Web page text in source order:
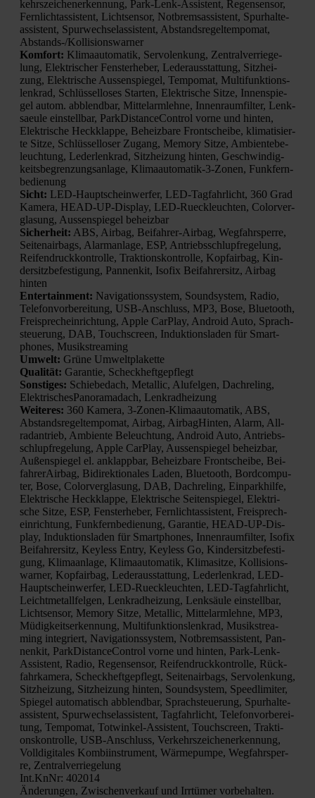
kehrs­zei­chen­er­ken­nung, Park-Lenk-Assis­tent, Regen­sen­sor,
Fern­licht­as­sis­tent, Licht­sen­sor, Not­brems­as­sis­tent, Spur­hal­te­
as­sis­tent, Spur­wech­se­las­sis­tent, Abstands­re­gel­tem­po­mat,
Abstands-/Kol­li­si­ons­war­ner
Kom­fort: Kli­ma­au­to­ma­tik, Ser­vo­len­kung, Zen­tral­ver­rie­ge­
lung, Elek­tri­scher Fens­ter­he­ber, Leder­aus­stat­tung, Sitz­hei­
zung, Elek­tri­sche Aus­sen­spie­gel, Tem­po­mat, Mul­ti­funk­ti­ons­
lenk­rad, Schlüs­sel­lo­ses Star­ten, Elek­tri­sche Sit­ze, Innen­spie­
gel autom. abblend­bar, Mit­tel­arm­leh­ne, Innen­raum­fil­ter, Lenk­
saeu­le ein­stell­bar, Park­Di­stance­Con­trol vor­ne und hin­ten,
Elek­tri­sche Heck­klap­pe, Beheiz­ba­re Front­schei­be, kli­ma­ti­sier­
te Sit­ze, Schlüs­sel­lo­ser Zugang, Memo­ry Sit­ze, Ambi­en­te­be­
leuch­tung, Leder­lenk­rad, Sitz­hei­zung hin­ten, Geschwin­dig­
keits­be­gren­zungs­an­la­ge, Kli­ma­au­to­ma­tik-3-Zonen, Funk­fern­
be­die­nung
Sicht: LED-Haupt­schein­wer­fer, LED-Tag­fahr­licht, 360 Grad
Kame­ra, HEAD-UP-Dis­play, LED-Rueck­leuch­ten, Color­ver­
gla­sung, Aus­sen­spie­gel beheiz­bar
Sicher­heit: ABS, Air­bag, Bei­fah­rer-Air­bag, Weg­fahr­sper­re,
Sei­ten­air­bags, Alarm­an­la­ge, ESP, Antriebs­schlupf­re­ge­lung,
Rei­fen­druck­kon­trol­le, Trak­ti­ons­kon­trol­le, Kopf­air­bag, Kin­
der­sitz­be­fes­ti­gung, Pan­nen­kit, Iso­fix Bei­fah­rer­sitz, Air­bag
hin­ten
Enter­tain­ment: Navi­ga­ti­ons­sys­tem, Sound­sys­tem, Radio,
Tele­fon­vor­be­rei­tung, USB-Anschluss, MP3, Bose, Blue­tooth,
Frei­sprech­ein­rich­tung, Apple Car­Play, Android Auto, Sprach­
steue­rung, DAB, Touch­screen, Induk­ti­ons­la­den für Smart­
phones, Musik­strea­ming
Umwelt: Grü­ne Umwelt­pla­ket­te
Qua­li­tät: Garan­tie, Scheck­heft­ge­pflegt
Sons­ti­ges: Schie­be­dach, Metal­lic, Alu­fel­gen, Dach­re­ling,
Elek­tri­sche­s­Pan­ora­ma­dach, Lenk­rad­hei­zung
Wei­te­res: 360 Kame­ra, 3‑Zo­nen-Kli­ma­au­to­ma­tik, ABS,
Abstands­re­gel­tem­po­mat, Air­bag, Air­bag­Hin­ten, Alarm, All­
rad­an­trieb, Ambi­en­te Beleuch­tung, Android Auto, Antriebs­
schlupf­re­ge­lung, Apple Car­Play, Aus­sen­spie­gel beheiz­bar,
Außen­spie­gel el. anklapp­bar, Beheiz­ba­re Front­schei­be, Bei­
fah­rer­Air­bag, Bidi­rek­tio­na­les Laden, Blue­tooth, Bord­com­pu­
ter, Bose, Color­ver­gla­sung, DAB, Dach­re­ling, Ein­park­hil­fe,
Elek­tri­sche Heck­klap­pe, Elek­tri­sche Sei­ten­spie­gel, Elek­tri­
sche Sit­ze, ESP, Fens­ter­he­ber, Fern­licht­as­sis­tent, Frei­sprech­
ein­rich­tung, Funk­fern­be­die­nung, Garan­tie, HEAD-UP-Dis­
play, Induk­ti­ons­la­den für Smart­phones, Innen­raum­fil­ter, Iso­fix
Bei­fah­rer­sitz, Keyl­ess Ent­ry, Keyl­ess Go, Kin­der­sitz­be­fes­ti­
gung, Kli­ma­an­la­ge, Kli­ma­au­to­ma­tik, Kli­ma­sit­ze, Kol­li­si­ons­
war­ner, Kopf­air­bag, Leder­aus­stat­tung, Leder­lenk­rad, LED-
Haupt­schein­wer­fer, LED-Rueck­leuch­ten, LED-Tag­fahr­licht,
Leicht­me­tall­fel­gen, Lenk­rad­hei­zung, Lenk­säu­le ein­stell­bar,
Licht­sen­sor, Memo­ry Sit­ze, Metal­lic, Mit­tel­arm­leh­ne, MP3,
Müdig­keits­er­ken­nung, Mul­ti­funk­ti­ons­lenk­rad, Musik­strea­
ming inte­griert, Navi­ga­ti­ons­sys­tem, Not­brems­as­sis­tent, Pan­
nen­kit, Park­Di­stance­Con­trol vor­ne und hin­ten, Park-Lenk-
Assis­tent, Radio, Regen­sen­sor, Rei­fen­druck­kon­trol­le, Rück­
fahr­ka­me­ra, Scheck­heft­ge­pflegt, Sei­ten­air­bags, Ser­vo­len­kung,
Sitz­hei­zung, Sitz­hei­zung hin­ten, Sound­sys­tem, Speed­li­mi­ter,
Spie­gel auto­ma­tisch abblend­bar, Sprach­steue­rung, Spur­hal­te­
as­sis­tent, Spur­wech­se­las­sis­tent, Tag­fahr­licht, Tele­fon­vor­be­rei­
tung, Tem­po­mat, Tot­win­kel-Assis­tent, Touch­screen, Trak­ti­
ons­kon­trol­le, USB-Anschluss, Ver­kehrs­zei­chen­er­ken­nung,
Voll­di­gi­ta­les Kom­bi­in­stru­ment, Wär­me­pum­pe, Weg­fahr­sper­
re, Zen­tral­ver­rie­ge­lung
Int.KnNr: 402014
Ände­run­gen, Zwi­schen­ver­kauf und Irr­tü­mer vor­be­hal­ten.